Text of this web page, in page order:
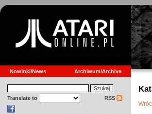
Nowinki/News Archiwum/Archive
Translate to RSS